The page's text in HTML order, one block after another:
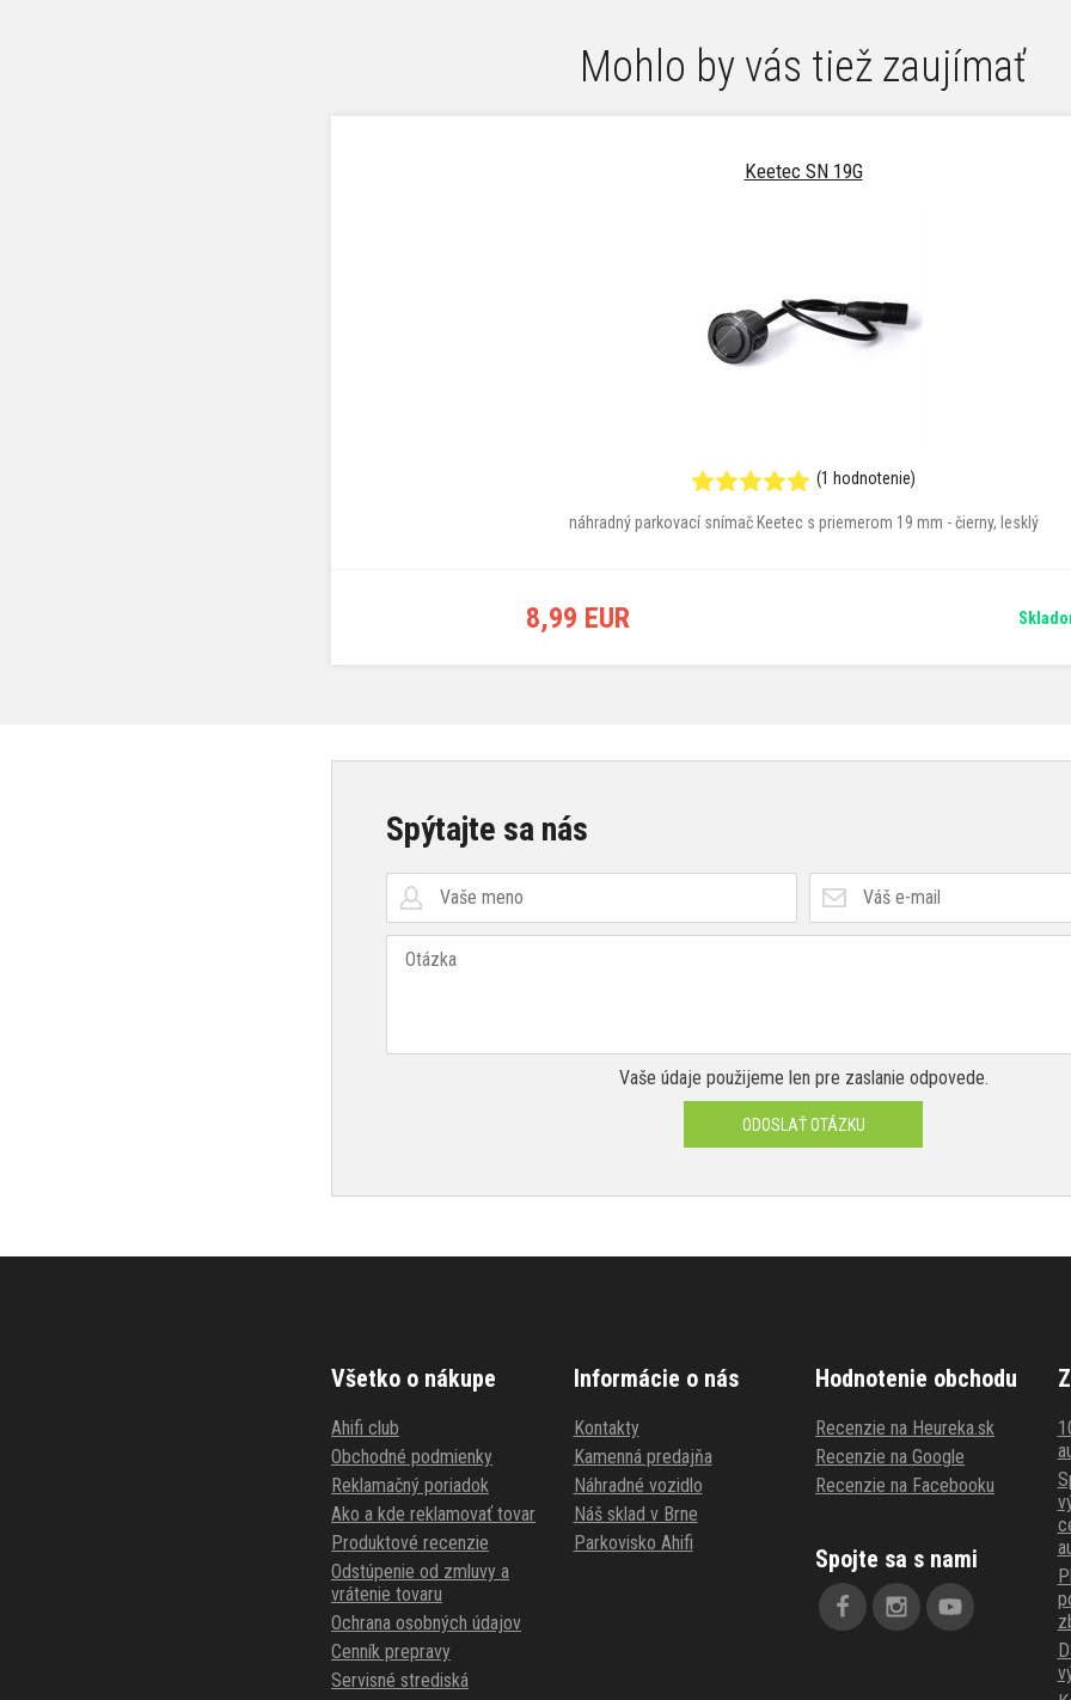
Mohlo by vás tiež zaujímať
Keetec SN 19G
(1 hodnotenie)
náhradný parkovací snímač Keetec s priemerom 19 mm - čierny, lesklý
8,99 EUR
Spýtajte sa nás
Vaše údaje použijeme len pre zaslanie odpovede.
ODOSLAŤ OTÁZKU
Všetko o nákupe
Ahifi club
Obchodné podmienky
Reklamačný poriadok
Ako a kde reklamovať tovar
Produktové recenzie
Odstúpenie od zmluvy a
vrátenie tovaru
Ochrana osobných údajov
Cenník prepravy
Servisné strediská
Informácie o nás
Kontakty
Kamenná predajňa
Náhradné vozidlo
Náš sklad v Brne
Parkovisko Ahifi
Hodnotenie obchodu
Recenzie na Heureka.sk
Recenzie na Google
Recenzie na Facebooku
Spojte sa s nami